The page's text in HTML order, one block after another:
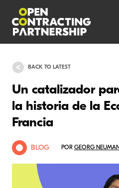
BACK TO LATEST
Un catalizador
la historia de la
Francia
BLOG POR GEORG